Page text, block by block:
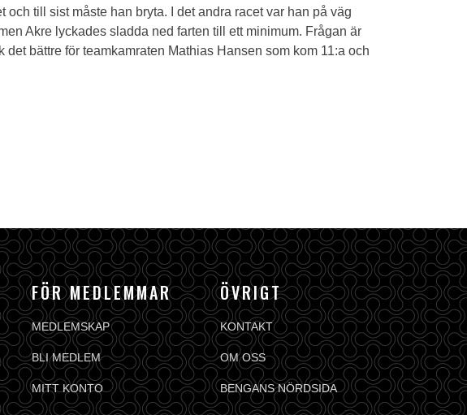
till sist måste han bryta. I det andra racet var han på väg
Akre lyckades sladda ned farten till ett minimum. Frågan är
bättre för teamkamraten Mathias Hansen som kom 11:a och
FÖR MEDLEMMAR
MEDLEMSKAP
BLI MEDLEM
MITT KONTO
ÖVRIGT
KONTAKT
OM OSS
BENGANS NÖRDSIDA